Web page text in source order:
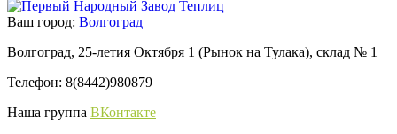
Ваш город: Волгоград
Волгоград, 25-летия Октября 1 (Рынок на Тулака), склад № 1
Телефон: 8(8442)980879
Наша группа ВКонтакте